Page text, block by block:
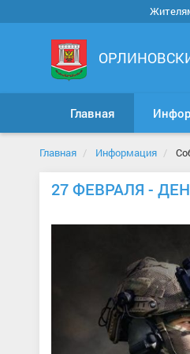
Главная
Главная Информация
27 ФЕВРАЛЯ -